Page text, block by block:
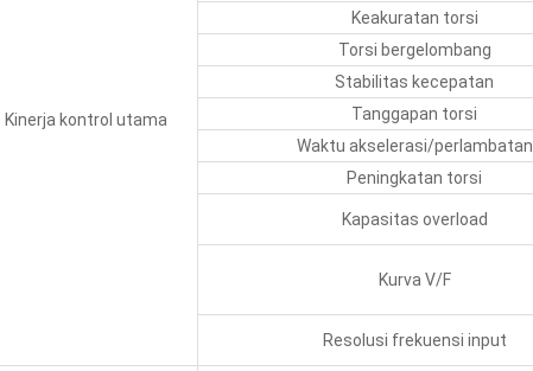
Kinerja kontrol utama
Keakuratan torsi
Torsi bergelombang
Stabilitas kecepatan
Tanggapan torsi
Waktu akselerasi/perlambatan
Peningkatan torsi
Kapasitas overload
Kurva V/F
Resolusi frekuensi input